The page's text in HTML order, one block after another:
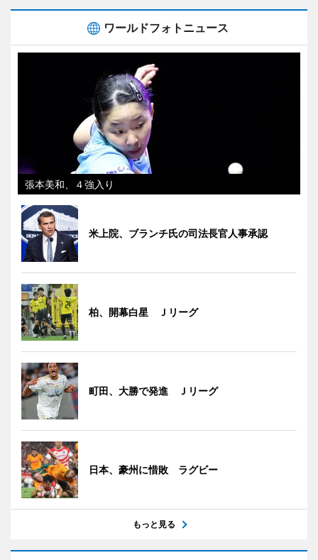
ワールドフォトニュース
張本美和、４強入り
米上院、ブランチ氏の司法長官人事承認
柏、開幕白星 Ｊリーグ
町田、大勝で発進 Ｊリーグ
日本、豪州に惜敗 ラグビー
もっと見る